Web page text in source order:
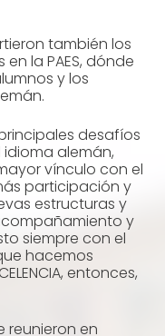
también los
la PAES, dónde
y los
desafíos
idioma alemán,
vínculo con el
participación y
estructuras y
y
siempre con el
hacemos
entonces,
reunieron en